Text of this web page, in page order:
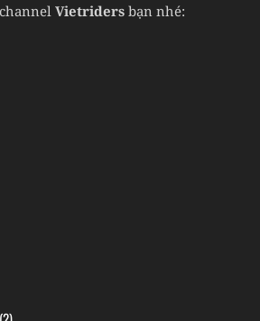
Vietriders bạn nhé: